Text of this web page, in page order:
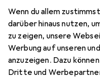
Wenn du allem
darüber hinaus nutzen,
zu zeigen, unsere
Werbung auf unseren
anzuzeigen. Dazu
Dritte und
32 x 42 cm
Preis in EUR inkl. MwSt.
416
Bewertungen